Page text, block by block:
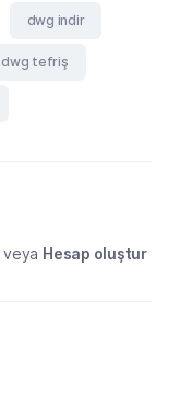
dwg indir
dwg tefriş
veya Hesap oluştur